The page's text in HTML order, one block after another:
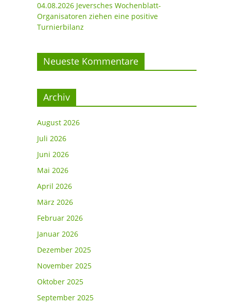
04.08.2026 Jeversches Wochenblatt-
Organisatoren ziehen eine positive
Turnierbilanz
Neueste Kommentare
Archiv
August 2026
Juli 2026
Juni 2026
Mai 2026
April 2026
März 2026
Februar 2026
Januar 2026
Dezember 2025
November 2025
Oktober 2025
September 2025